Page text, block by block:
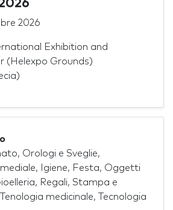
2026
Exhibition and
(Helexpo Grounds)
Orologi e Sveglie,
Igiene, Festa, Oggetti
Regali, Stampa e
medicinale, Tecnologia